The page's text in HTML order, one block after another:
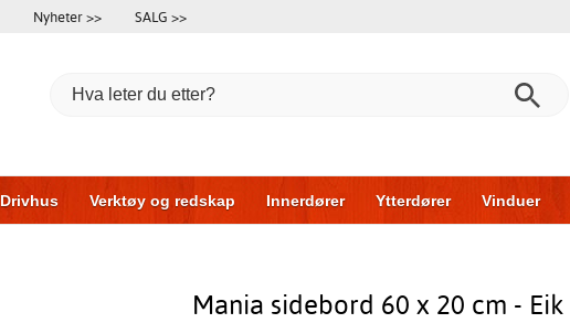
Nyheter >> SALG >>
Drivhus Verktøy og redskap Innerdører Ytterdører Vinduer
Mania sidebord 60 x 20 cm - Eik